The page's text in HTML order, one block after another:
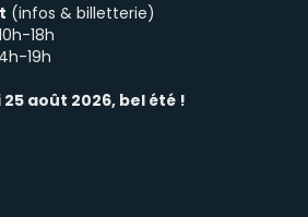
(infos & billetterie)
18h
19h
août 2026, bel été !